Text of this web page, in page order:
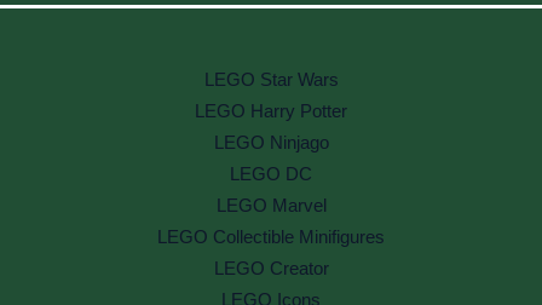
LEGO Star Wars
LEGO Harry Potter
LEGO Ninjago
LEGO DC
LEGO Marvel
LEGO Collectible Minifigures
LEGO Creator
LEGO Icons